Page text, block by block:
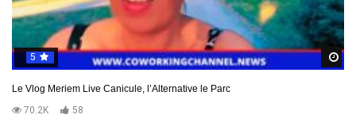
5
Le Vlog Meriem Live Canicule, l’Alternative le Parc
70.2K
58